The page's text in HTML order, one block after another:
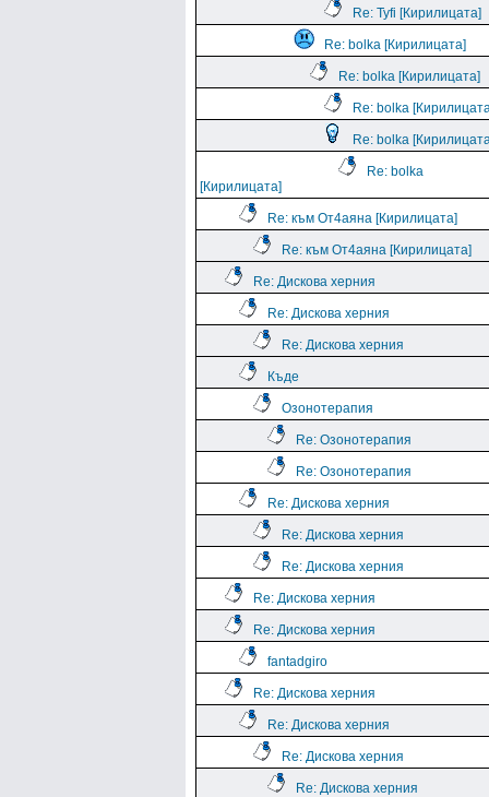
Re: Tyfi [Кирилицата]
Re: bolka [Кирилицата]
Re: bolka [Кирилицата]
Re: bolka
Re: bolka
Re: bolka
[Кирилицата]
Re: към От4аяна [Кирилицата]
Re: към От4аяна [Кирилицата]
Re: Дискова херния
Re: Дискова херния
Re: Дискова херния
Къде
Озонотерапия
Re: Озонотерапия
Re: Озонотерапия
Re: Дискова херния
Re: Дискова херния
Re: Дискова херния
Re: Дискова херния
Re: Дискова херния
fantadgiro
Re: Дискова херния
Re: Дискова херния
Re: Дискова херния
Re: Дискова херния